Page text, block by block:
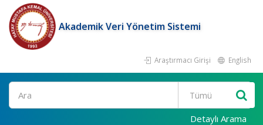
Akademik Veri Yönetim Sistemi
Araştırmacı Girişi English
Ara
Detaylı Arama